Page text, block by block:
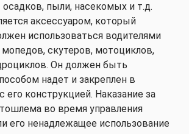
пыли, насекомых и т.д.
аксессуаром, который
использоваться водителями
скутеров, мотоциклов,
Он должен быть
надет и закреплен в
его конструкцией. Наказание за
во время управления
его ненадлежащее использование